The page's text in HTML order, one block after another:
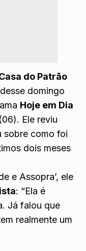
do Patrão
domingo
Hoje em Dia
Ele reviu
sobre como foi
dois meses
e Assopra’, ele
: “Ela é
Já falou que
realmente um